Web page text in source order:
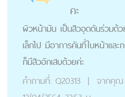
คะ
ผิวหน้ามัน เป็นสิวอุดตันร่วมด้
เล็กไป มีอาการคันที่ใบหน้าแล
ก็มีสิวอักเสบด้วยค่ะ
คำถามที่: Q20313 | จากคุณ